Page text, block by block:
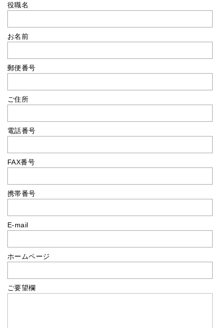
役職名
お名前
郵便番号
ご住所
電話番号
FAX番号
携帯番号
E-mail
ホームページ
ご要望欄